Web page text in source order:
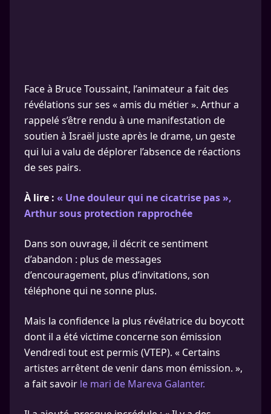
Face à Bruce Toussaint, l’animateur a fait des
révélations sur ses « amis du métier ». Arthur a
rappelé s’être rendu à une manifestation de
soutien à Israël juste après le drame, un geste
qui lui a valu de déplorer l’absence de réactions
de ses pairs.
À lire : « Une douleur qui ne cicatrise pas »,
Arthur sous protection rapprochée
Dans son ouvrage, il décrit ce sentiment
d’abandon : plus de messages
d’encouragement, plus d’invitations, son
téléphone qui ne sonne plus.
Mais la confidence la plus révélatrice du boycott
dont il a été victime concerne son émission
Vendredi tout est permis (VTEP). « Certains
artistes arrêtent de venir dans mon émission. »,
a fait savoir le mari de Mareva Galanter.